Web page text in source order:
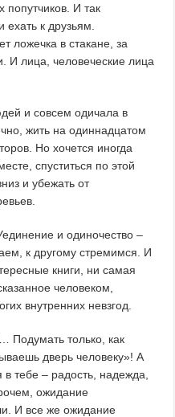
попутчиков. И так
ехать к друзьям.
ложечка в стакане, за
И лица, человеческие лица
и совсем одичала в
жить на одиннадцатом
Но хочется иногда
спуститься по этой
и убежать от
и одиночество –
к другому стремимся. И
книги, ни самая
человеком,
внутренних невзгод.
Подумать только, как
дверь человеку»! А
тебе – радость, надежда,
ожидание
И все же ожидание